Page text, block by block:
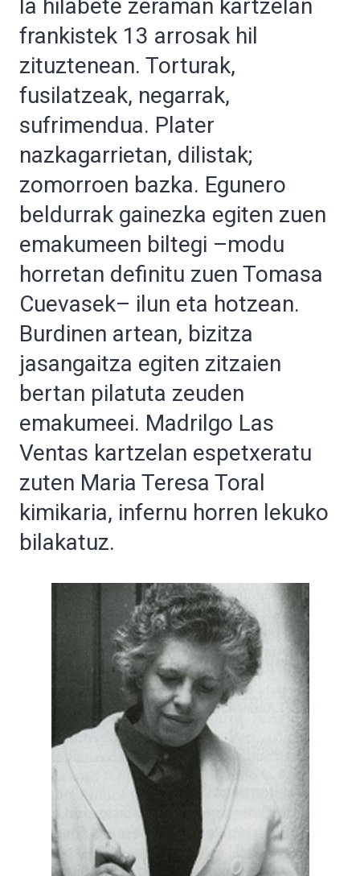
Ia hilabete zeraman kartzelan
frankistek 13 arrosak hil
zituztenean. Torturak,
fusilatzeak, negarrak,
sufrimendua. Plater
nazkagarrietan, dilistak;
zomorroen bazka. Egunero
beldurrak gainezka egiten zuen
emakumeen biltegi –modu
horretan definitu zuen Tomasa
Cuevasek– ilun eta hotzean.
Burdinen artean, bizitza
jasangaitza egiten zitzaien
bertan pilatuta zeuden
emakumeei. Madrilgo Las
Ventas kartzelan espetxeratu
zuten Maria Teresa Toral
kimikaria, infernu horren lekuko
bilakatuz.